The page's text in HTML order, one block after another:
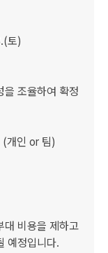
토)
을 조율하여 확정
(개인 or 팀)
대 비용을 제하고
예정입니다.